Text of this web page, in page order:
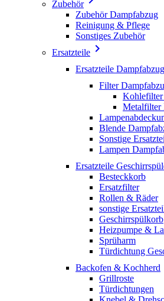
Zubehör
Zubehör Dampfabzug
Reinigung & Pflege
Sonstiges Zubehör
Ersatzteile 
Ersatzteile Dampfabzug
Filter
Kohlefilter
Metalfilter
Blende
Sonstige
Lampen
Ersatzteile
Besteckkorb
Ersatzfilter
Rollen & Räder
sonstige
Geschirrspülkorb
Heizpumpe &
Sprüharm
Türdichtung
Backofen & Kochherd
Grillroste
Türdichtungen